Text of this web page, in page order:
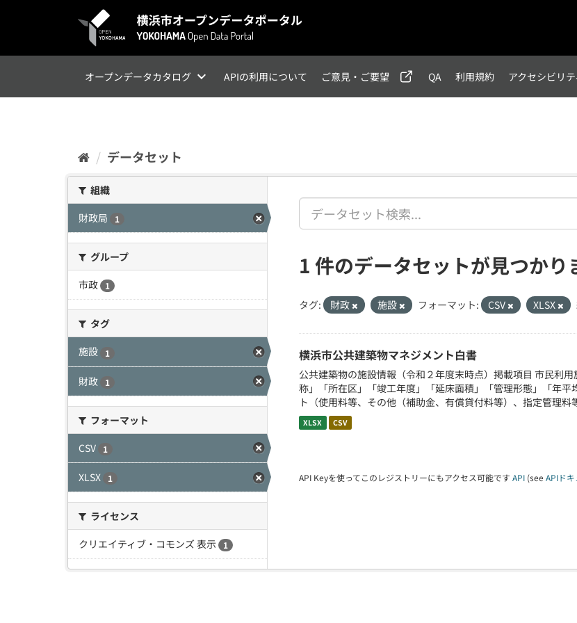
オープンデータカタログ APIの利用について ご意見・ご要望 QA 利用規約 アクセシビリ
データセット
組織
財政局
1
グループ
市政
1
タグ
施設
1
財政 1
フォーマット
CSV
1
XLSX 1
ライセンス
クリエイティブ・コモンズ 表示
1
1 件のデータセットが見つかり
タグ: 財政 施設 フォーマット: CSV XLSX
横浜市公共建築物マネジメント白書
公共建築物の施設情報（令和２年度末時点）掲載項目 市民利
称」「所在区」「竣工年度」「延床面積」「管理形態」「年
ト（使用料等、その他（補助金、有償貸付料等）、指定管理
XLSX CSV
API Keyを使ってこのレジストリーにもアクセス可能です API (see APIド